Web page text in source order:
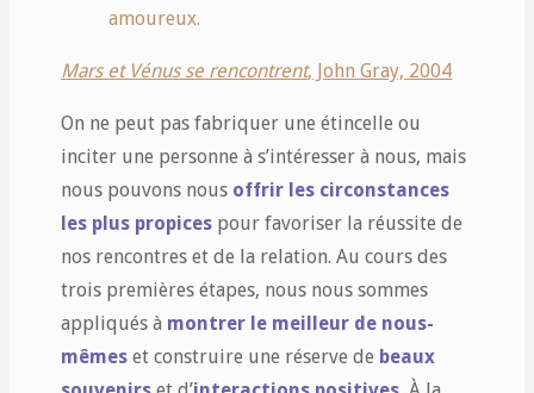
amoureux.
Mars et Vénus se rencontrent, John Gray, 2004
On ne peut pas fabriquer une étincelle ou
inciter une personne à s’intéresser à nous, mais
nous pouvons nous offrir les circonstances
les plus propices pour favoriser la réussite de
nos rencontres et de la relation. Au cours des
trois premières étapes, nous nous sommes
appliqués à montrer le meilleur de nous-
mêmes et construire une réserve de beaux